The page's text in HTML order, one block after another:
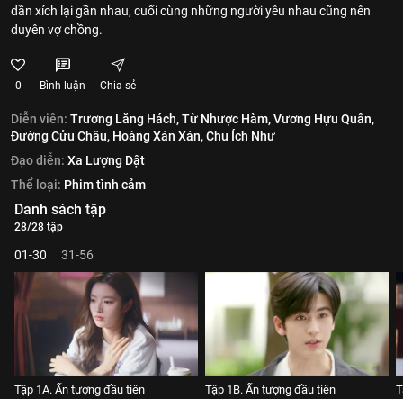
dần xích lại gần nhau, cuối cùng những người yêu nhau cũng nên
duyên vợ chồng.
0 Bình luận Chia sẻ
Diễn viên: Trương Lăng Hách,Từ Nhược Hàm,Vương Hựu Quân,
Đường Cửu Châu, Hoàng Xán Xán,Chu Ích Như
Đạo diễn: Xa Lượng Dật
Thể loại: Phim tình cảm
Danh sách tập
28/28 tập
01-30 31-56
Tập 1A. Ấn tượng đầu tiên Tập 1B. Ấn tượng đầu tiên